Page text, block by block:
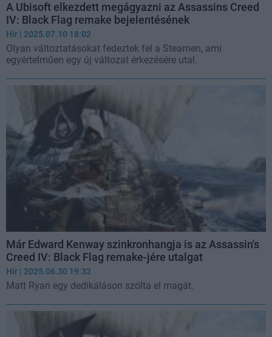
A Ubisoft elkezdett megágyazni az Assassins Creed
IV: Black Flag remake bejelentésének
Hír | 2025.07.10 18:02
Olyan változtatásokat fedeztek fel a Steamen, ami
egyértelműen egy új változat érkezésére utal.
Már Edward Kenway szinkronhangja is az Assassin's
Creed IV: Black Flag remake-jére utalgat
Hír | 2025.06.30 19:32
Matt Ryan egy dedikáláson szólta el magát.